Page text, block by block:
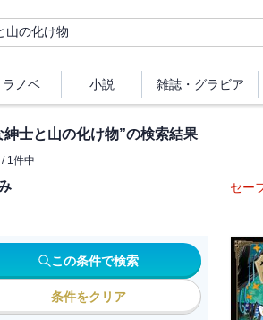
ラノベ 小説 雑誌・ グラビア
紳士と山の化け物”の検索結果
1件中
この条件で検索
条件をクリア
セー